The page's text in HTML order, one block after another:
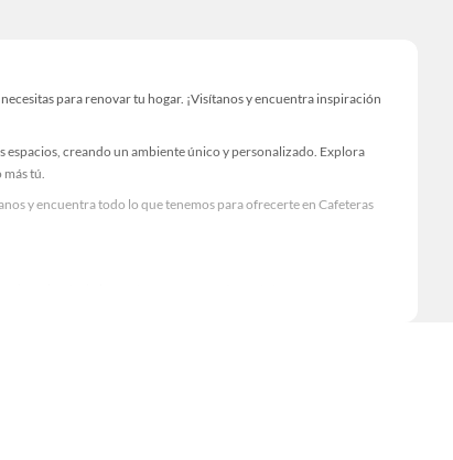
para renovar tu hogar. ¡Visítanos y encuentra inspiración
espacios, creando un ambiente único y personalizado. Explora
tú.
y encuentra todo lo que tenemos para ofrecerte en Cafeteras
descubre todo lo que tenemos para ofrecerte!